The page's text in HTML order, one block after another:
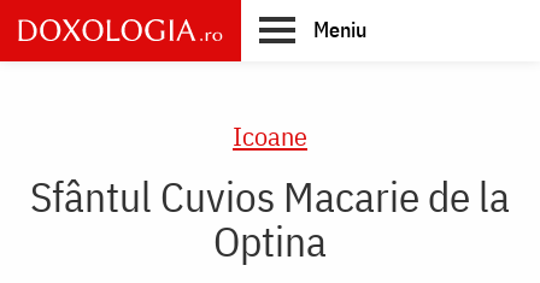
Skip
to
main
Meniu
Icoane
Sfântul Cuvios Macarie de la
Optina